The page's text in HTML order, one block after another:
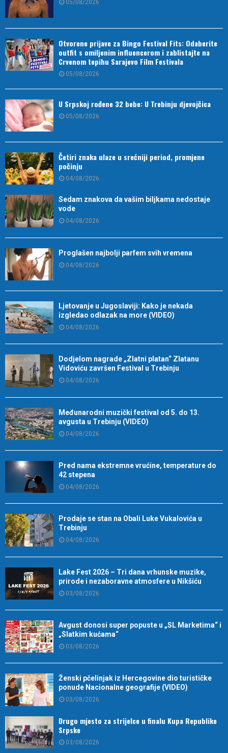
05/08/2026
Otvorene prijave za Bingo Festival Fits: Odaberite
outfit s omiljenim influencerom i zablistajte na
Crvenom tepihu Sarajevo Film Festivala
05/08/2026
U Srpskoj rođene 32 bebe: U Trebinju djevojčica
05/08/2026
Četiri znaka ulaze u srećniji period, promjene
počinju
04/08/2026
Sedam znakova da vašim biljkama nedostaje
vode
04/08/2026
Proglašen najbolji parfem svih vremena
04/08/2026
Ljetovanje u Jugoslaviji: Kako je nekada
izgledao odlazak na more (VIDEO)
04/08/2026
Dodjelom nagrade „Zlatni platan“ Zlatanu
Vidoviću završen Festival u Trebinju
04/08/2026
Međunarodni muzički festival od 5. do 13.
avgusta u Trebinju (VIDEO)
04/08/2026
Pred nama ekstremne vrućine, temperature do
42 stepena
04/08/2026
Prodaje se stan na Obali Luke Vukalovića u
Trebinju
04/08/2026
Lake Fest 2026 – Tri dana vrhunske muzike,
prirode i nezaboravne atmosfere u Nikšiću
03/08/2026
Avgust donosi super popuste u „SL Marketima“ i
„Slatkim kućama“
03/08/2026
Ženski pčelinjak iz Hercegovine dio turističke
ponude Nacionalne geografije (VIDEO)
03/08/2026
Drugo mjesto za strijelce u finalu Kupa Republike
Srpske
03/08/2026